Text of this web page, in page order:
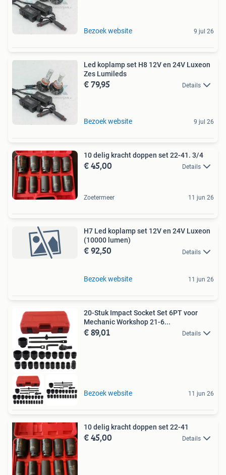
Bezoek website 9 jul 26
Led koplamp set H8 12V en 24V Luxeon
Zes Lumileds
€ 79,95 Details
Bezoek website 9 jul 26
10 delig kracht doppen set 22-41. 3/4
€ 45,00 Details
Zoetermeer 11 jun 26
H7 Led koplamp set 12V en 24V Luxeon
(10000 lumen)
€ 92,50 Details
Bezoek website 11 jun 26
20-Stuk Impact Socket Set 6PT voor
Mechanic Workshop 21-6...
€ 89,01 Details
Bezoek website 11 jun 26
10 delig kracht doppen set 22-41
€ 45,00 Details